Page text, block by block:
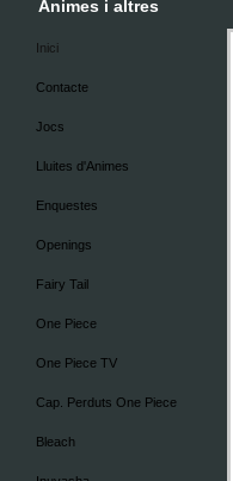
Animes i altres
Inici
Contacte
Jocs
Lluites d'Animes
Enquestes
Openings
Fairy Tail
One Piece
One Piece TV
Cap. Perduts One Piece
Bleach